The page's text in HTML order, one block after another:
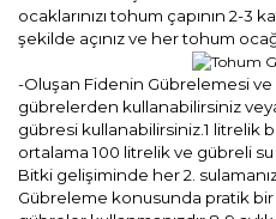
ocaklarınızı tohum çapının 2-3
şekilde açınız ve her tohum
-Oluşan Fidenin Gübrelemesi ve
gübrelerden kullanabilirsiniz
gübresi kullanabilirsiniz.1 litrelik
ortalama 100 litrelik ve gübreli su
Bitki gelişiminde her 2.
Gübreleme konusunda pratik